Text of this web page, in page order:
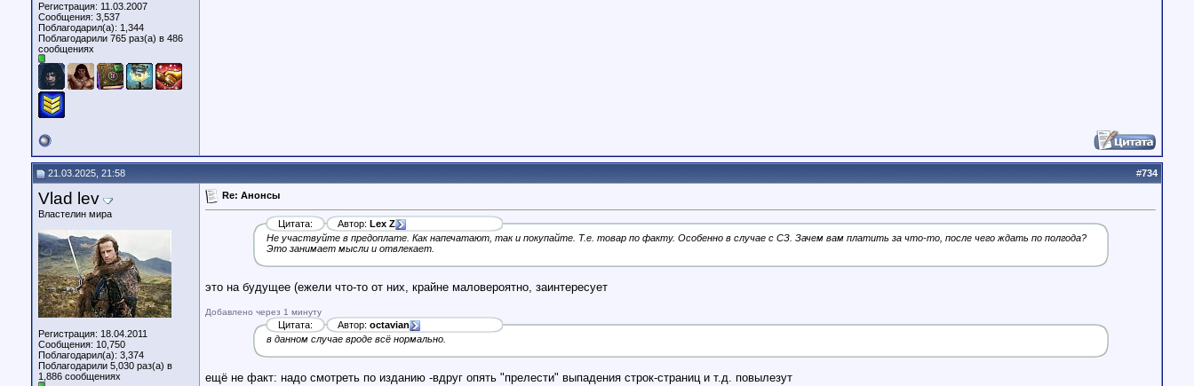
Регистрация: 11.03.2007
Сообщения: 3,537
Поблагодарил(а): 1,344
Поблагодарили 765 раз(а) в 486
сообщениях
21.03.2025, 21:58 #734
Vlad lev
Властелин мира
Регистрация: 18.04.2011
Сообщения: 10,750
Поблагодарил(а): 3,374
Поблагодарили 5,030 раз(а) в
1,886 сообщениях
Re: Анонсы
Цитата: Автор: Lex Z
Не участвуйте в предоплате. Как напечатают, так и покупайте. Т.е. товар по факту. Особенно в случае с СЗ. Зачем вам платить за что-то, после чего ждать по полгода?
Это занимает мысли и отвлекает.
это на будущее (ежели что-то от них, крайне маловероятно, заинтересует
Добавлено через 1 минуту
Цитата: Автор: octavian
в данном случае вроде всё нормально.
ещё не факт: надо смотреть по изданию -вдруг опять "прелести" выпадения строк-страниц и т.д. повылезут